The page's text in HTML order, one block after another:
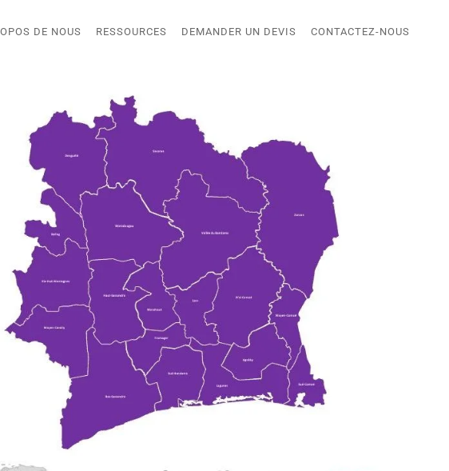
DE NOUS RESSOURCES DEMANDER UN DEVIS CONTACTEZ-NOUS